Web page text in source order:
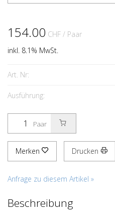
154.00 CHF / Paar
inkl. 8.1% MwSt.
Art. Nr:
Ausführung:
Paar
Merken Drucken
Anfrage zu diesem Artikel »
Beschreibung